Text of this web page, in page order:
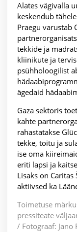
Alates vägivalla
keskendub
Praegu varustab
tekkide ja
kliinikute ja
psühholoogilist
ägedaid
Gaza sektoris
kahte
rahastatakse
tekke, toitu ja
ise oma
eriti lapsi ja
Lisaks on
aktiivsed ka
Toimetuse
pressiteate
/ Fotograaf: Jano